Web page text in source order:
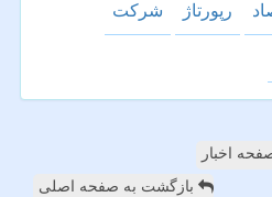
رپورتاژ شركت
اخبار
بازگشت به صفحه اصلی